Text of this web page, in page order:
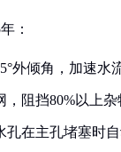
：
外倾角，加速水
，阻挡80%以上杂
孔在主孔堵塞时